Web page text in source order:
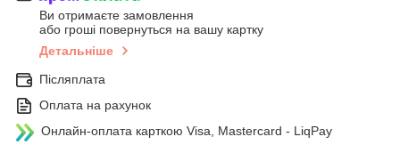
Ви отримаєте замовлення
або гроші повернуться на вашу картку
Детальніше
Післяплата
Оплата на рахунок
Онлайн-оплата карткою Visa, Mastercard - LiqPay